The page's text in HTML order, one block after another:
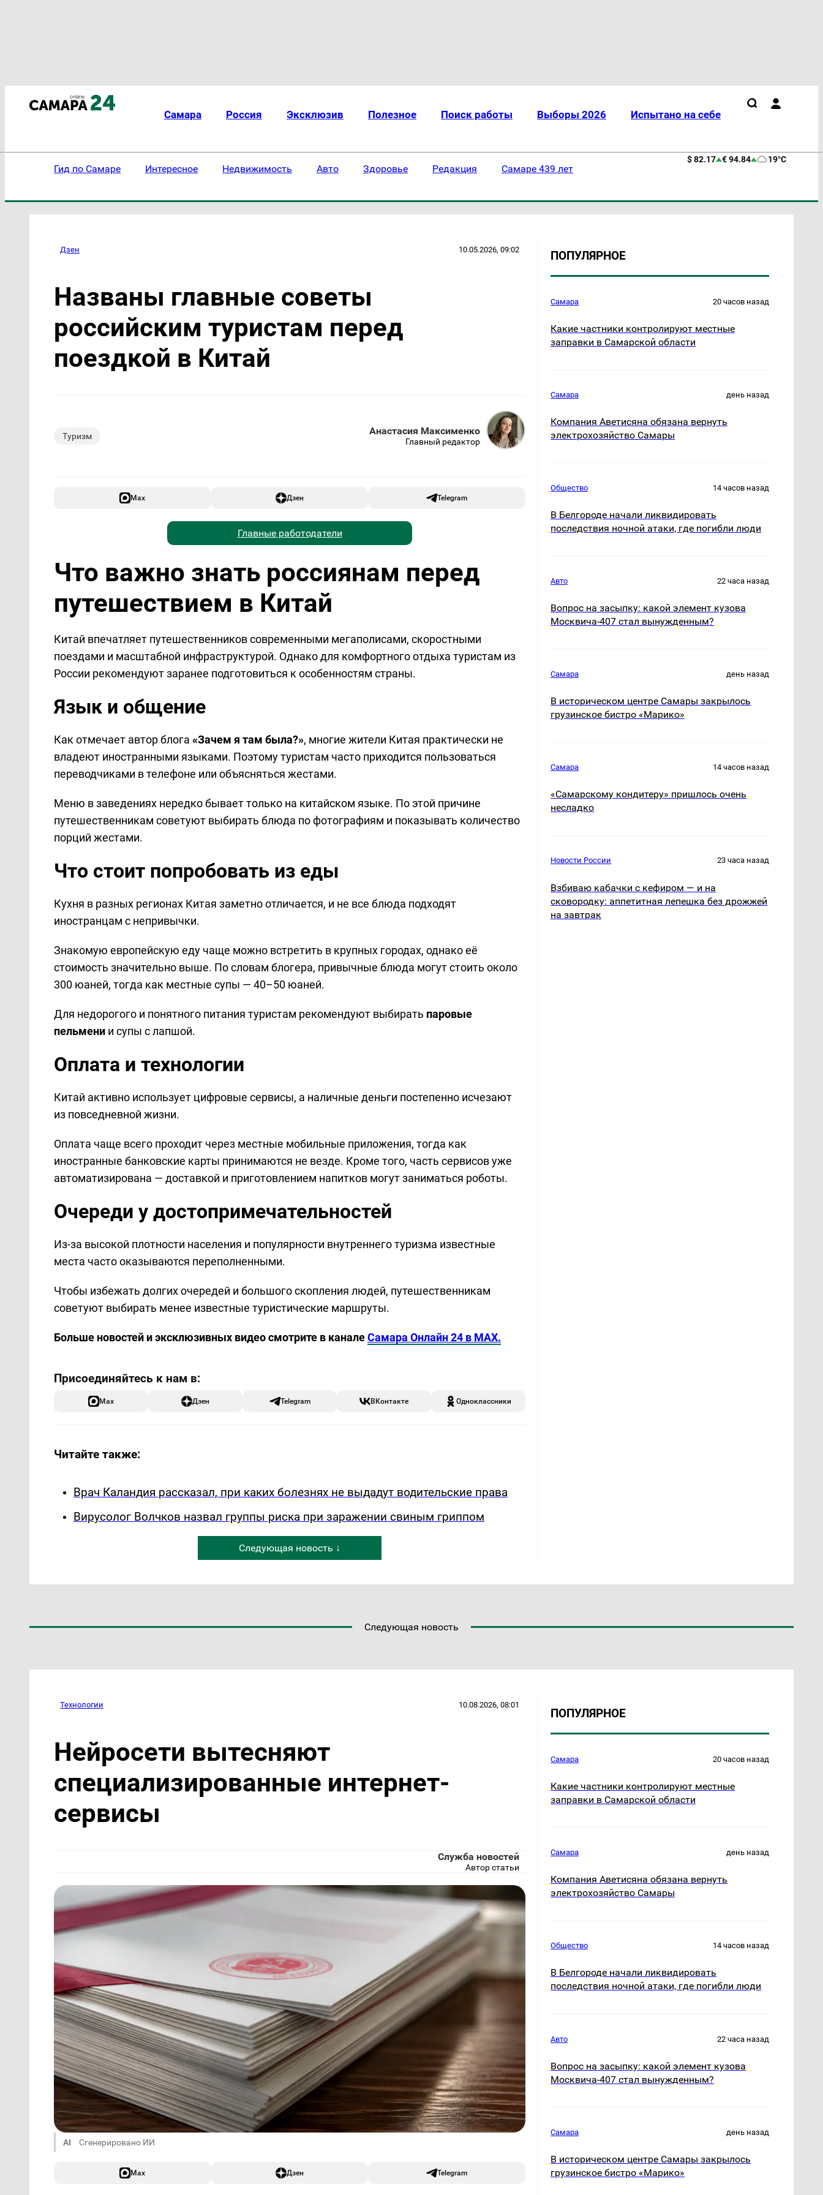
Самара Россия Эксклюзив Полезное Поиск работы Выборы 2026 Испытано на себе
Гид по Самаре Интересное Недвижимость Авто Здоровье Редакция Самаре 439 лет
$ 82.17 € 94.84 19°C
Дзен 10.05.2026, 09:02
Названы главные советы
российским туристам перед
поездкой в Китай
Туризм Анастасия Максименко
Главный редактор
Max Дзен Telegram
Главные работодатели
Что важно знать россиянам перед
путешествием в Китай
Китай впечатляет путешественников современными мегаполисами, скоростными
поездами и масштабной инфраструктурой. Однако для комфортного отдыха туристам из
России рекомендуют заранее подготовиться к особенностям страны.
Язык и общение
Как отмечает автор блога «Зачем я там была?», многие жители Китая практически не
владеют иностранными языками. Поэтому туристам часто приходится пользоваться
переводчиками в телефоне или объясняться жестами.
Меню в заведениях нередко бывает только на китайском языке. По этой причине
путешественникам советуют выбирать блюда по фотографиям и показывать количество
порций жестами.
Что стоит попробовать из еды
Кухня в разных регионах Китая заметно отличается, и не все блюда подходят
иностранцам с непривычки.
Знакомую европейскую еду чаще можно встретить в крупных городах, однако её
стоимость значительно выше. По словам блогера, привычные блюда могут стоить около
300 юаней, тогда как местные супы — 40–50 юаней.
Для недорогого и понятного питания туристам рекомендуют выбирать паровые
пельмени и супы с лапшой.
Оплата и технологии
Китай активно использует цифровые сервисы, а наличные деньги постепенно исчезают
из повседневной жизни.
Оплата чаще всего проходит через местные мобильные приложения, тогда как
иностранные банковские карты принимаются не везде. Кроме того, часть сервисов уже
автоматизирована — доставкой и приготовлением напитков могут заниматься роботы.
Очереди у достопримечательностей
Из-за высокой плотности населения и популярности внутреннего туризма известные
места часто оказываются переполненными.
Чтобы избежать долгих очередей и большого скопления людей, путешественникам
советуют выбирать менее известные туристические маршруты.
Больше новостей и эксклюзивных видео смотрите в каналеСамара Онлайн 24 в MAX.
Max Дзен Telegram ВКонтакте Одноклассники
Читайте также:
Врач Каландия рассказал, при каких болезнях не выдадут водительские права
Вирусолог Волчков назвал группы риска при заражении свиным гриппом
Следующая новость ↓
ПОПУЛЯРНОЕ
Самара 20 часов назад
Какие частники контролируют местные
заправки в Самарской области
Самара день назад
Компания Аветисяна обязана вернуть
электрохозяйство Самары
Общество 14 часов назад
В Белгороде начали ликвидировать
последствия ночной атаки, где погибли люди
Авто 22 часа назад
Вопрос на засыпку: какой элемент кузова
Москвича-407 стал вынужденным?
Самара день назад
В историческом центре Самары закрылось
грузинское бистро «Марико»
Самара 14 часов назад
«Самарскому кондитеру» пришлось очень
несладко
Новости России 23 часа назад
Взбиваю кабачки с кефиром — и на
сковородку: аппетитная лепешка без дрожжей
на завтрак
Следующая новость
Технологии 10.08.2026, 08:01
Нейросети вытесняют
специализированные интернет-
сервисы
Служба новостей
Автор статьи
AI Сгенерировано ИИ
Max Дзен Telegram
ПОПУЛЯРНОЕ
Самара 20 часов назад
Какие частники контролируют местные
заправки в Самарской области
Самара день назад
Компания Аветисяна обязана вернуть
электрохозяйство Самары
Общество 14 часов назад
В Белгороде начали ликвидировать
последствия ночной атаки, где погибли люди
Авто 22 часа назад
Вопрос на засыпку: какой элемент кузова
Москвича-407 стал вынужденным?
Самара день назад
В историческом центре Самары закрылось
грузинское бистро «Марико»